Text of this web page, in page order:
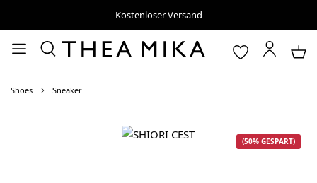
Kostenloser Versand
Shoes Sneaker
Bildergalerie überspringen
(50% GESPART)